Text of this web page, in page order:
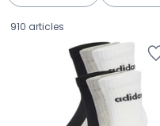
910 articles